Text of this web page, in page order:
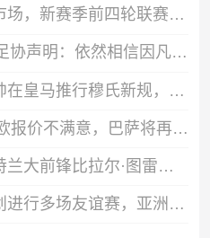
阿斯：马竞开拓亚洲市场，新赛季前四轮联赛两场安排在下午踢
支持者+1！委内瑞拉足协声明：依然相信因凡蒂诺有能力领导FIFA
焕然一新！阿斯：穆帅在皇马推行穆氏新规，迟到者将被罚缺席合练
世体：曼城对4500万欧报价不满意，巴萨将再次报价罗德里
官方：帕尔马租借亚特兰大前锋比拉尔·图雷，租期至2027年6月
奥莱报：阿根廷队计划进行多场友谊赛，亚洲是主要考虑的目的地